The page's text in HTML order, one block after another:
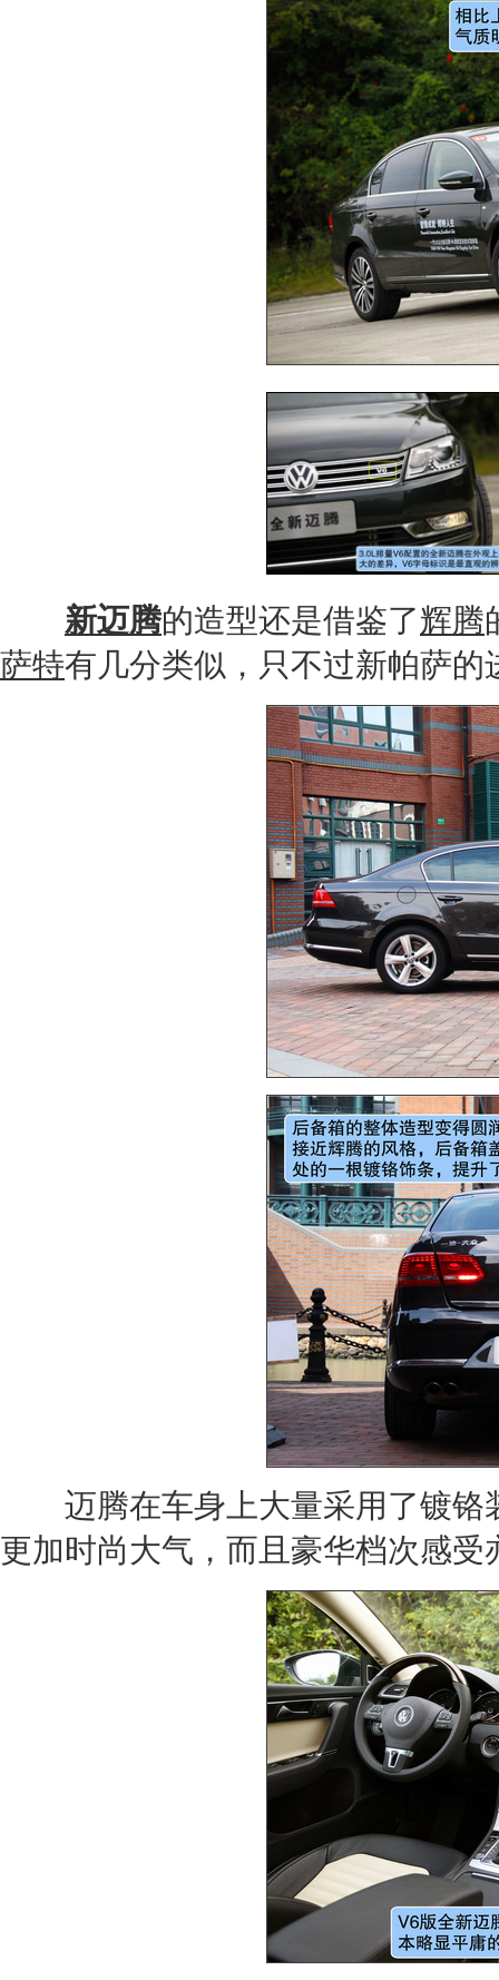
新迈腾的造型还是借鉴了辉腾
萨特有几分类似，只不过新帕萨的
迈腾在车身上大量采用了镀
更加时尚大气，而且豪华档次感受